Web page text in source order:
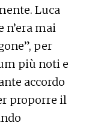
Luca
n’era mai
per
più noti e
accordo
proporre il